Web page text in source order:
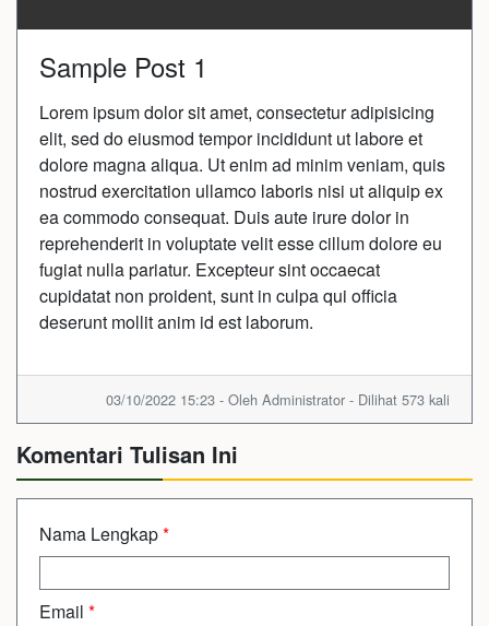
Sample Post 1
Lorem ipsum dolor sit amet, consectetur adipisicing
elit, sed do eiusmod tempor incididunt ut labore et
dolore magna aliqua. Ut enim ad minim veniam, quis
nostrud exercitation ullamco laboris nisi ut aliquip ex
ea commodo consequat. Duis aute irure dolor in
reprehenderit in voluptate velit esse cillum dolore eu
fugiat nulla pariatur. Excepteur sint occaecat
cupidatat non proident, sunt in culpa qui officia
deserunt mollit anim id est laborum.
03/10/2022 15:23 - Oleh Administrator - Dilihat 573 kali
Komentari Tulisan Ini
Nama Lengkap*
Email *